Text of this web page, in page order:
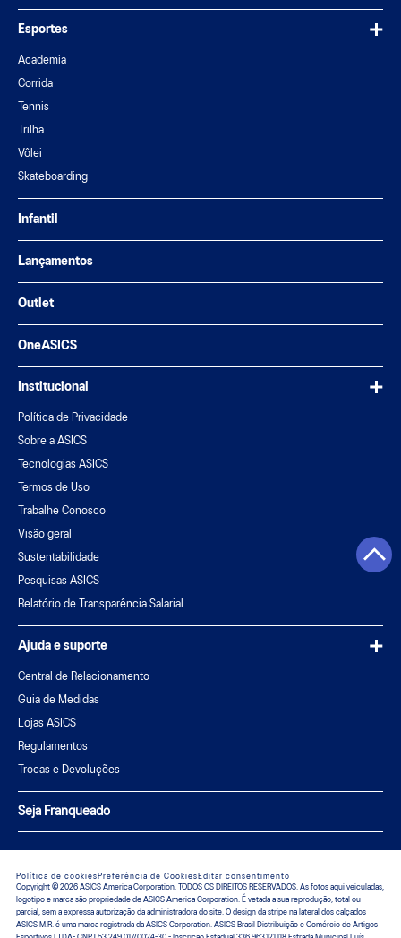
Esportes
Academia
Corrida
Tennis
Trilha
Vôlei
Skateboarding
Infantil
Lançamentos
Outlet
OneASICS
Institucional
Política de Privacidade
Sobre a ASICS
Tecnologias ASICS
Termos de Uso
Trabalhe Conosco
Visão geral
Sustentabilidade
Pesquisas ASICS
Relatório de Transparência Salarial
Ajuda e suporte
Central de Relacionamento
Guia de Medidas
Lojas ASICS
Regulamentos
Trocas e Devoluções
Seja Franqueado
Política de cookies Preferência de Cookies Editar consentimento
Copyright © 2026 ASICS America Corporation. TODOS OS DIREITOS RESERVADOS. As fotos aqui veiculadas,
logotipo e marca são propriedade de ASICS America Corporation. É vetada a sua reprodução, total ou
parcial, sem a expressa autorização da administradora do site. O design da stripe na lateral dos calçados
ASICS M.R. é uma marca registrada da ASICS Corporation. ASICS Brasil Distribuição e Comércio de Artigos